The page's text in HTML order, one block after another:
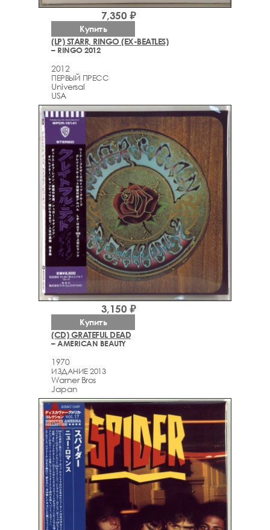
(LP) STARR, RINGO (EX-BEATLES)
– RINGO 2012
2012
ПЕРВЫЙ ПРЕСС
Universal
USA
7,350 ₽
Купить
(CD) GRATEFUL DEAD
– AMERICAN BEAUTY
1970
ИЗДАНИЕ 2013
Warner Bros
Japan
3,150 ₽
Купить